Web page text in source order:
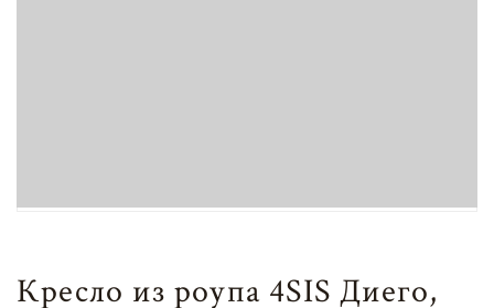
Кресло из роупа 4SIS Диего,